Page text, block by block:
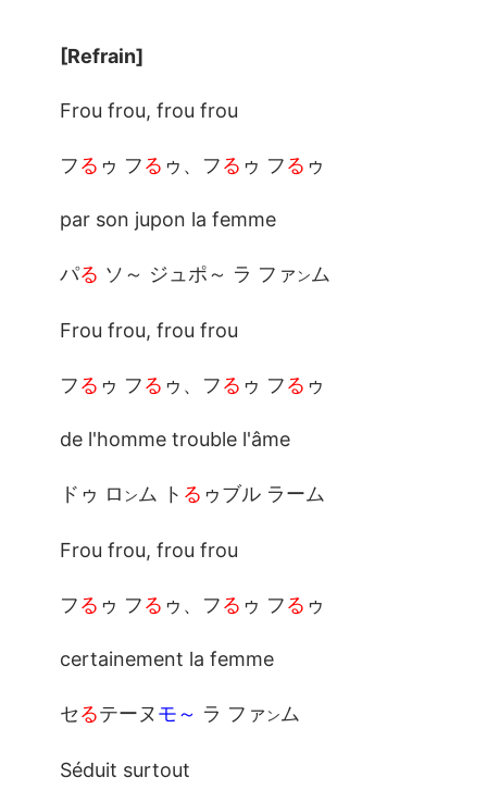
[Refrain]
Frou frou, frou frou
フる ゥ フる ゥ、フる ゥ フる ゥ
par son jupon la femme
パる ソ～ ジュポ～ ラ ファ ンム
Frou frou, frou frou
フる ゥ フる ゥ、フる ゥ フる ゥ
de l'homme trouble l'âme
ドゥ ロ ンム ト る ゥブル ラーム
Frou frou, frou frou
フる ゥ フる ゥ、フる ゥ フる ゥ
certainement la femme
セるテーヌモ～ ラ ファ ンム
Séduit surtout